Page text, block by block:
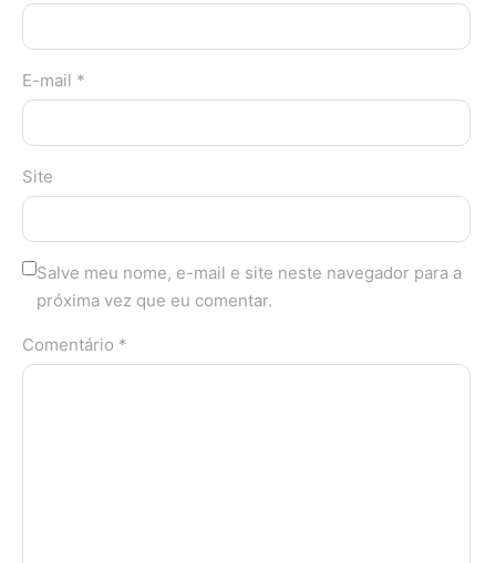
E-mail *
Site
Salve meu nome, e-mail e site neste navegador para a
próxima vez que eu comentar.
Comentário *